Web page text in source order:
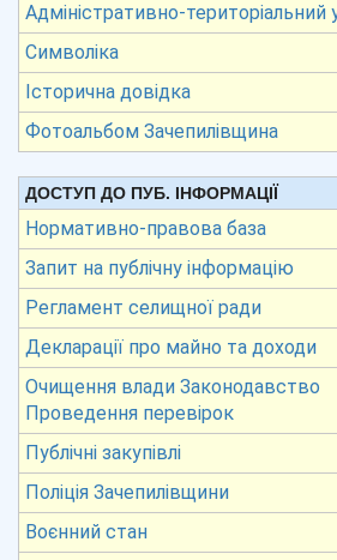
Адміністративно-територіальний
Символіка
Історична довідка
Фотоальбом Зачепилівщина
ДОСТУП ДО ПУБ. ІНФОРМАЦІЇ
Нормативно-правова база
Запит на публічну інформацію
Регламент селищної ради
Декларації про майно та доходи
Очищення влади Законодавство
Проведення перевірок
Публічні закупівлі
Поліція Зачепилівщини
Воєнний стан